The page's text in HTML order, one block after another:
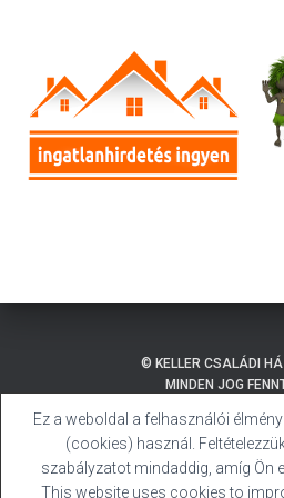
© KELLER CSALÁDI
MINDEN JOG
ADATKEZELÉSI TÁJÉKOZTATÓ
SÜTI (COOKIE) TÁJÉKOZTATÓ
Ez a weboldal a felhasználói
(cookies) használ.
szabályzatot mindaddig, amíg Ön
This website uses cookies to